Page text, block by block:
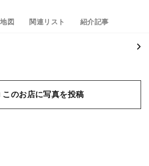
地図 関連リスト 紹介記事
このお店に写真を投稿